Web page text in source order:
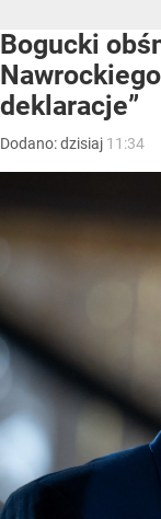
Bogucki
deklaracje”
Dodano:dzisiaj 11:34